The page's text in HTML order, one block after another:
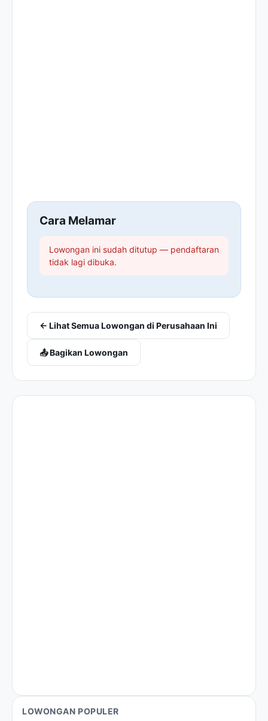
Cara Melamar
Lowongan ini sudah ditutup — pendaftaran
tidak lagi dibuka.
← Lihat Semua Lowongan di Perusahaan Ini
📤 Bagikan Lowongan
LOWONGAN POPULER